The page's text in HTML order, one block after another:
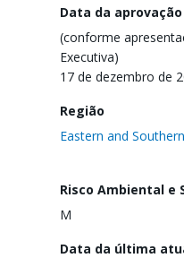
Data da aprovação
(conforme
Executiva)
17 de dezembro de
Região
Eastern and
Risco Ambiental e
M
Data da última